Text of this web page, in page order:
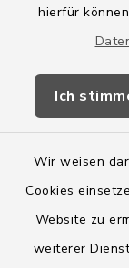
hierfür
Ich
Wir weisen
Cookies
Website zu
weiterer
Wege-